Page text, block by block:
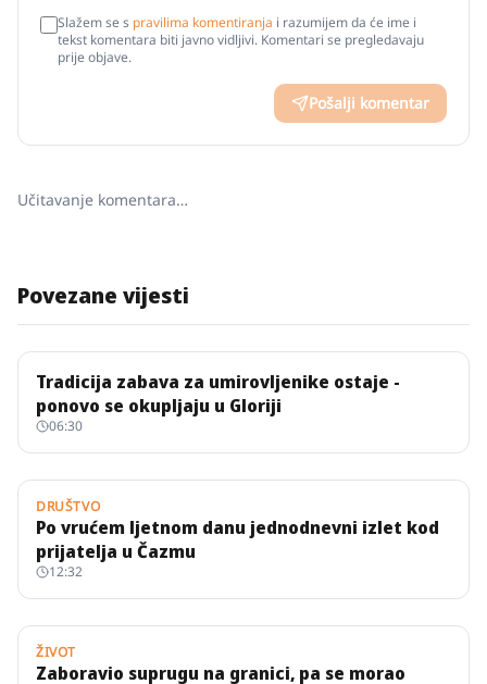
Slažem se s pravilima komentiranja i razumijem da će ime i
tekst komentara biti javno vidljivi. Komentari se pregledavaju
prije objave.
Pošalji komentar
Učitavanje komentara…
Povezane vijesti
Tradicija zabava za umirovljenike ostaje -
ponovo se okupljaju u Gloriji
06:30
DRUŠTVO
Po vrućem ljetnom danu jednodnevni izlet kod
prijatelja u Čazmu
12:32
ŽIVOT
Zaboravio suprugu na granici, pa se morao